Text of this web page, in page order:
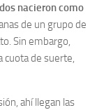
nacieron como
de un grupo de
Sin embargo,
cuota de suerte,
ahí llegan las